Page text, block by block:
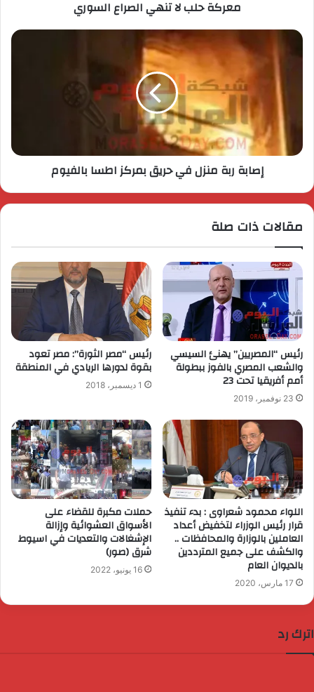
معركة حلب لا تنهي الصراع السوري
إصابة ربة منزل في حريق بمركز اطسا بالفيوم
مقالات ذات صلة
رئيس “المصريين” يهنئ السيسي
والشعب المصري بالفوز ببطولة
أمم أفريقيا تحت 23
23 نوفمبر، 2019
رئيس “مصر الثورة”: مصر تعود
بقوة لدورها الريادي في المنطقة
1 ديسمبر، 2018
اللواء محمود شعراوى : بدء تنفيذ
قرار رئيس الوزراء لتخفيض أعداد
العاملين بالوزارة والمحافظات ..
والكشف على جميع المترددين
بالديوان العام
17 مارس، 2020
حملات مكبرة للقضاء على
الأسواق العشوائية وإزالة
الإشغالات والتعديات في اسيوط
شرق (صور)
16 يونيو، 2022
اترك رد